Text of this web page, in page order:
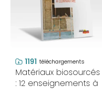
1191 téléchargements
Matériaux biosourcés
: 12 enseignements à